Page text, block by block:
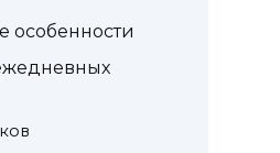
особенности